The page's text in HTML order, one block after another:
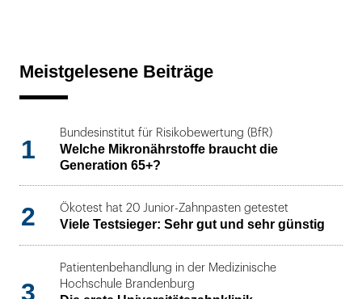
Meistgelesene Beiträge
1
Bundesinstitut für Risikobewertung (BfR)
Welche Mikronährstoffe braucht die
Generation 65+?
2 Ökotest hat 20 Junior-Zahnpasten getestet
Viele Testsieger: Sehr gut und sehr günstig
3
Patientenbehandlung in der Medizinische
Hochschule Brandenburg